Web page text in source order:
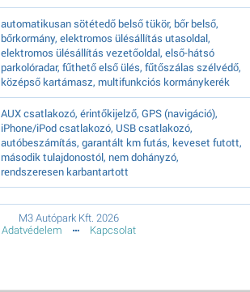
automatikusan sötétedő belső tükör, bőr belső,
bőrkormány, elektromos ülésállítás utasoldal,
elektromos ülésállítás vezetőoldal, első-hátsó
parkolóradar, fűthető első ülés, fűtőszálas szélvédő,
középső kartámasz, multifunkciós kormánykerék
AUX csatlakozó, érintőkijelző, GPS (navigáció),
iPhone/iPod csatlakozó, USB csatlakozó,
autóbeszámítás, garantált km futás, keveset futott,
második tulajdonostól, nem dohányzó,
rendszeresen karbantartott
M3 Autópark Kft. 2026
Adatvédelem
Kapcsolat